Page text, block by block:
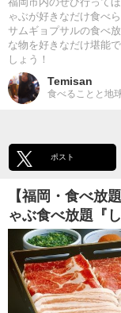
ゃぶが好きなだけ食べ
サムギョプサルの食べ
な物を好きなだけ堪能
しょう！
Temisan
食べることと地
ポスト
【福岡・食べ放
ゃぶ食べ放題『し